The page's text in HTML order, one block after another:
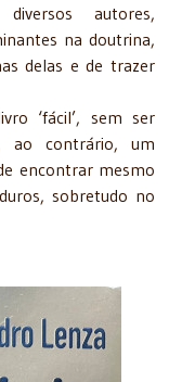
autores,
na doutrina,
delas e de trazer
‘fácil’, sem ser
ao contrário, um
encontrar mesmo
sobretudo no